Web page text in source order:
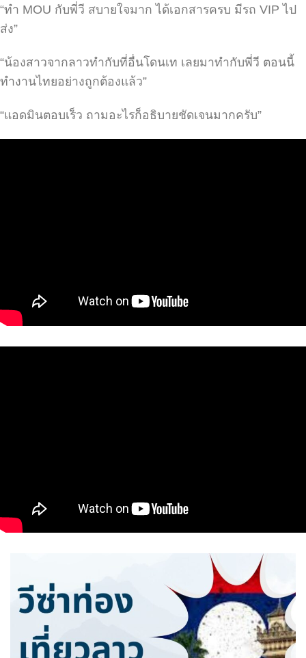
“ทำ MOU กับพี่วี สบายใจมาก ได้เอกสารครบ มีรถ VIP ไป
ส่ง”
“น้องสาวจากลาวทำกับที่อื่นโดนเท เลยมาทำกับพี่วี ตอนนี้
ทำงานไทยอย่างถูกต้องแล้ว”
“แอดมินตอบเร็ว ถามอะไรก็อธิบายชัดเจนมากครับ”